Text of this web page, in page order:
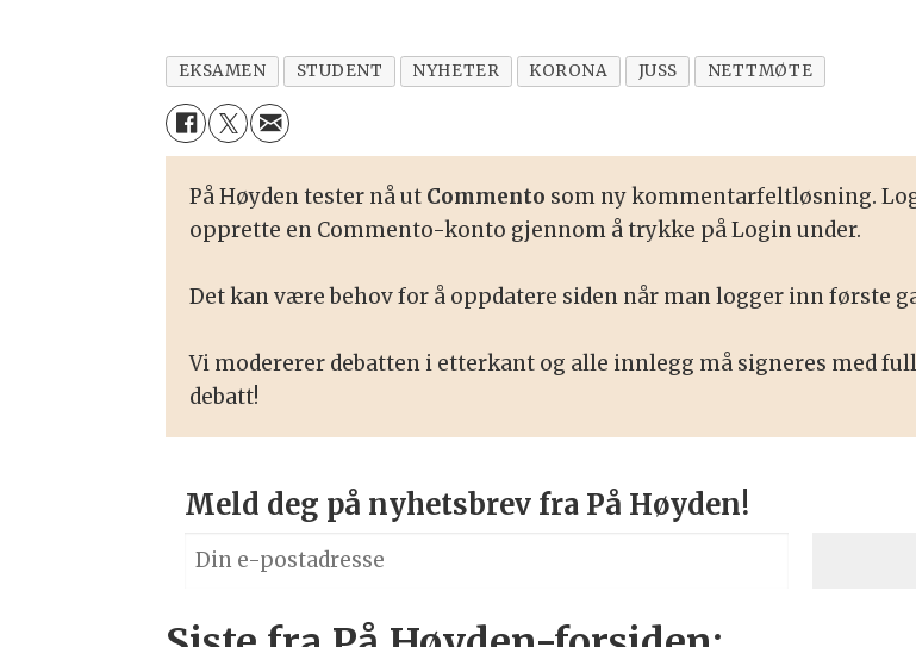
EKSAMEN STUDENT NYHETER KORONA JUSS NETTMØTE
På Høyden tester nå ut Commento som ny kommentarfeltløsning.
opprette en Commento-konto gjennom å trykke på Login under.
Det kan være behov for å oppdatere siden når man logger inn første
Vi modererer debatten i etterkant og alle innlegg må signeres med
debatt!
Meld deg på nyhetsbrev fra På Høyden!